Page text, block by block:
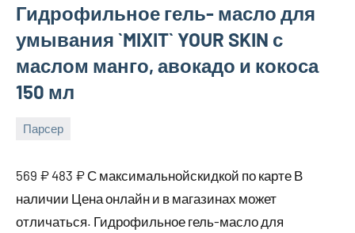
Гидрофильное гель- масло для
умывания `MIXIT` YOUR SKIN с
маслом манго, авокадо и кокоса
150 мл
Парсер
2025
bus_m_ru
569 ₽ 483 ₽ С максимальнойскидкой по карте В
наличии Цена онлайн и в магазинах может
отличаться. Гидрофильное гель-масло для